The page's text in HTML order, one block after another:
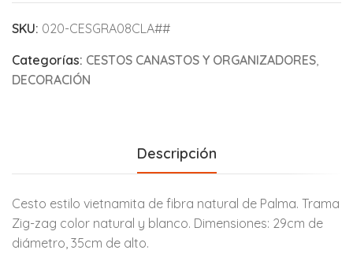
SKU: 020-CESGRA08CLA##
Categorías: CESTOS CANASTOS Y ORGANIZADORES,
DECORACIÓN
Descripción
Cesto estilo vietnamita de fibra natural de Palma. Trama
Zig-zag color natural y blanco. Dimensiones: 29cm de
diámetro, 35cm de alto.